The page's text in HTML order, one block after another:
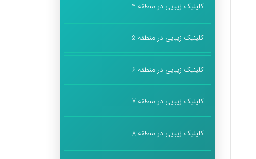
کلینیک زیبایی در منطقه 4
کلینیک زیبایی در منطقه 5
کلینیک زیبایی در منطقه 6
کلینیک زیبایی در منطقه 7
کلینیک زیبایی در منطقه 8